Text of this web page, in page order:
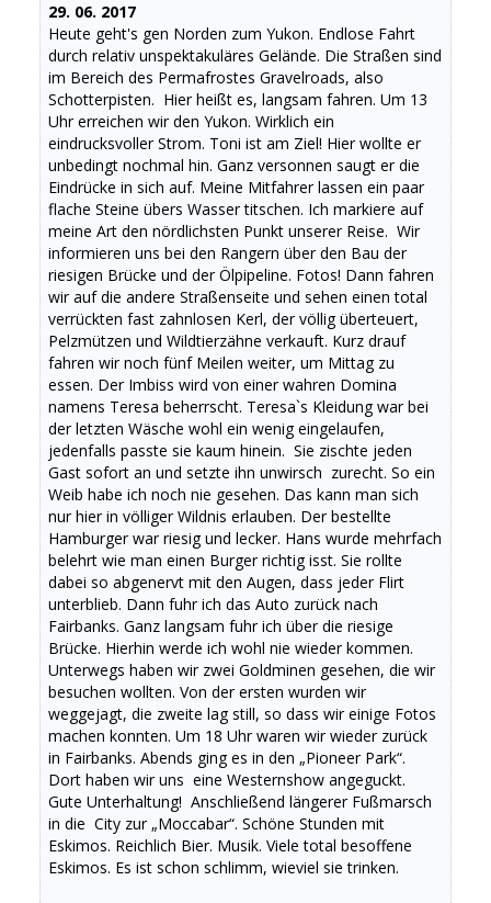
29. 06. 2017
Heute geht's gen Norden zum Yukon. Endlose Fahrt
durch relativ unspektakuläres Gelände. Die Straßen sind
im Bereich des Permafrostes Gravelroads, also
Schotterpisten. Hier heißt es, langsam fahren. Um 13
Uhr erreichen wir den Yukon. Wirklich ein
eindrucksvoller Strom. Toni ist am Ziel! Hier wollte er
unbedingt nochmal hin. Ganz versonnen saugt er die
Eindrücke in sich auf. Meine Mitfahrer lassen ein paar
flache Steine übers Wasser titschen. Ich markiere auf
meine Art den nördlichsten Punkt unserer Reise. Wir
informieren uns bei den Rangern über den Bau der
riesigen Brücke und der Ölpipeline. Fotos! Dann fahren
wir auf die andere Straßenseite und sehen einen total
verrückten fast zahnlosen Kerl, der völlig überteuert,
Pelzmützen und Wildtierzähne verkauft. Kurz drauf
fahren wir noch fünf Meilen weiter, um Mittag zu
essen. Der Imbiss wird von einer wahren Domina
namens Teresa beherrscht. Teresa`s Kleidung war bei
der letzten Wäsche wohl ein wenig eingelaufen,
jedenfalls passte sie kaum hinein. Sie zischte jeden
Gast sofort an und setzte ihn unwirsch zurecht. So ein
Weib habe ich noch nie gesehen. Das kann man sich
nur hier in völliger Wildnis erlauben. Der bestellte
Hamburger war riesig und lecker. Hans wurde mehrfach
belehrt wie man einen Burger richtig isst. Sie rollte
dabei so abgenervt mit den Augen, dass jeder Flirt
unterblieb. Dann fuhr ich das Auto zurück nach
Fairbanks. Ganz langsam fuhr ich über die riesige
Brücke. Hierhin werde ich wohl nie wieder kommen.
Unterwegs haben wir zwei Goldminen gesehen, die wir
besuchen wollten. Von der ersten wurden wir
weggejagt, die zweite lag still, so dass wir einige Fotos
machen konnten. Um 18 Uhr waren wir wieder zurück
in Fairbanks. Abends ging es in den „Pioneer Park“.
Dort haben wir uns eine Westernshow angeguckt.
Gute Unterhaltung! Anschließend längerer Fußmarsch
in die City zur „Moccabar“. Schöne Stunden mit
Eskimos. Reichlich Bier. Musik. Viele total besoffene
Eskimos. Es ist schon schlimm, wieviel sie trinken.